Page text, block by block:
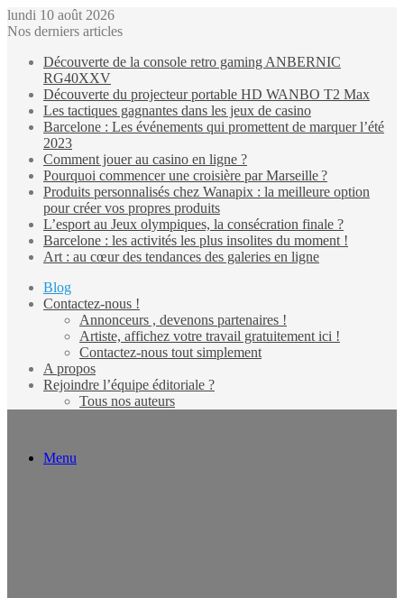
lundi 10 août 2026
Nos derniers articles
Découverte de la console retro gaming ANBERNIC
RG40XXV
Découverte du projecteur portable HD WANBO T2 Max
Les tactiques gagnantes dans les jeux de casino
Barcelone : Les événements qui promettent de marquer l’été
2023
Comment jouer au casino en ligne ?
Pourquoi commencer une croisière par Marseille ?
Produits personnalisés chez Wanapix : la meilleure option
pour créer vos propres produits
L’esport au Jeux olympiques, la consécration finale ?
Barcelone : les activités les plus insolites du moment !
Art : au cœur des tendances des galeries en ligne
Blog
Contactez-nous !
Annonceurs , devenons partenaires !
Artiste, affichez votre travail gratuitement ici !
Contactez-nous tout simplement
A propos
Rejoindre l’équipe éditoriale ?
Tous nos auteurs
Menu